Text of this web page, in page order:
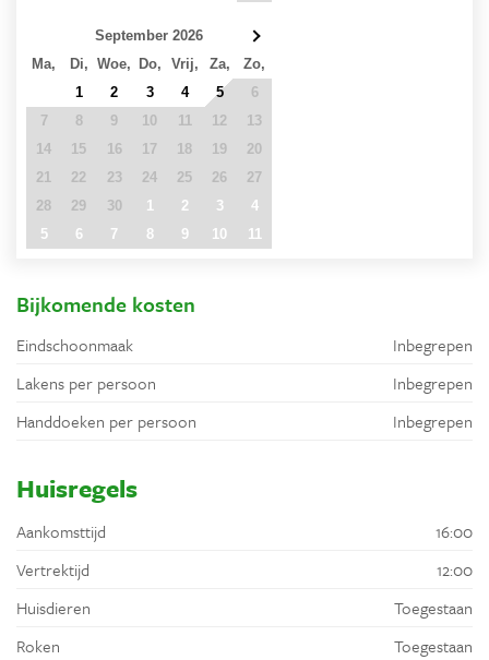
September 2026
Ma,
Di, Woe, Do, Vrij, Za,
Zo,
1 2 3 4 5
6
7
8 9 10 11 12
13
14
15 16 17 18 19
20
21
22 23 24 25 26
27
28
29 30 1 2 3
4
5
6 7 8 9 10 11
Bijkomende kosten
Eindschoonmaak
Inbegrepen
Lakens per persoon
Inbegrepen
Handdoeken per persoon
Inbegrepen
Huisregels
Aankomsttijd
16:00
Vertrektijd
12:00
Huisdieren
Toegestaan
Roken
Toegestaan